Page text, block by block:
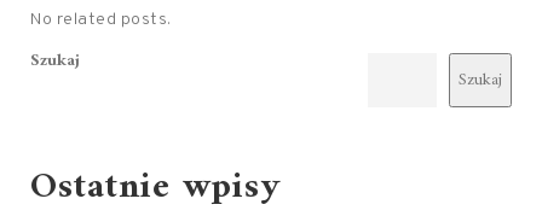
No related posts.
Szukaj
Szukaj
Ostatnie wpisy